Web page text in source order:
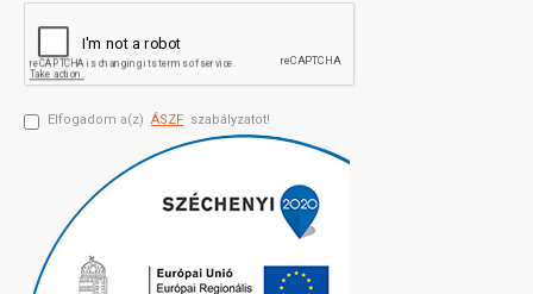
Elfogadom a(z) ÁSZF szabályzatot!